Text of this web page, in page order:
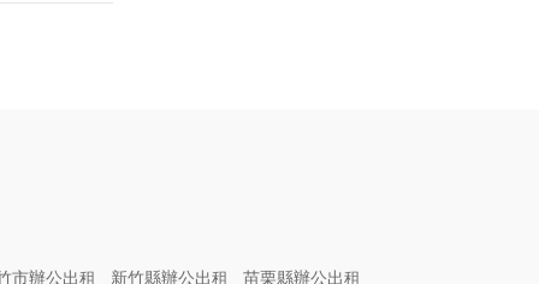
市辦公出租 新竹縣辦公出租 苗栗縣辦公出租